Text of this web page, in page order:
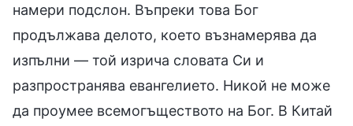
намери подслон. Въпреки това Бог
продължава делото, което възнамерява да
изпълни — той изрича словата Си и
разпространява евангелието. Никой не може
да проумее всемогъществото на Бог. В Китай